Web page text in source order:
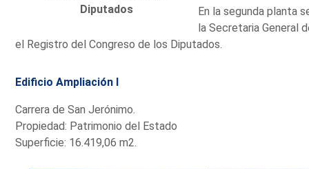
Diputados
En la segunda planta
la Secretaria General
el Registro del Congreso de los Diputados.
Edificio Ampliación I
Carrera de San Jerónimo.
Propiedad: Patrimonio del Estado
Superficie: 16.419,06 m2.